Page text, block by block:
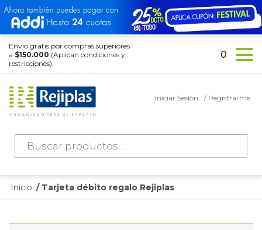
Envío gratis por compras superiores
a $150.000 (Aplican condiciones y
restricciones).
Búsqueda
productos
Iniciar Sesión / Registrarme
0
Inicio / Tarjeta débito regalo Rejiplas